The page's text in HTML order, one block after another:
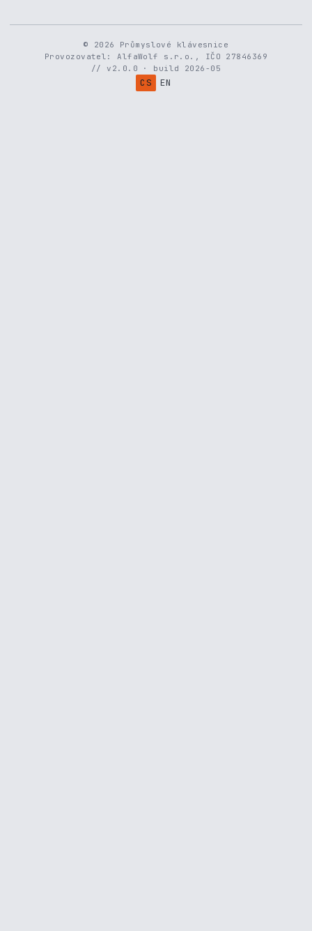
© 2026 Průmyslové klávesnice
Provozovatel: AlfaWolf s.r.o., IČO 27846369
// v2.0.0 · build 2026-05
CS EN